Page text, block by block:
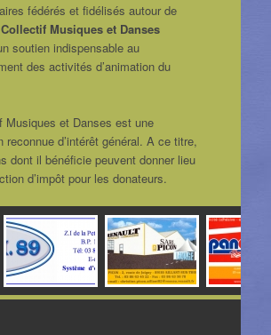
fédérés et fidélisés autour de
Collectif Musiques et Danses
soutien indispensable au
des activités d’animation du
Musiques et Danses est une
reconnue d’intérêt général. A ce titre,
dont il bénéficie peuvent donner lieu
d’impôt pour les donateurs.